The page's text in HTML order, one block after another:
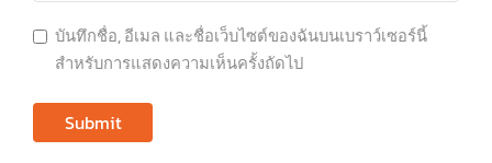
บันทึกชื่อ, อีเมล และชื่อเว็บไซต์ของฉันบนเบราว์เซอร์นี้
สำหรับการแสดงความเห็นครั้งถัดไป